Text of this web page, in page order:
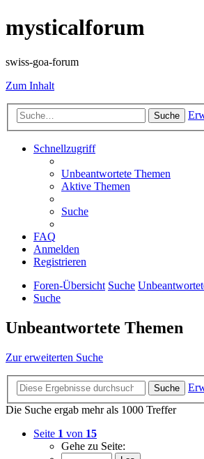
mysticalforum
swiss-goa-forum
Zum Inhalt
Suche
Schnellzugriff
Unbeantwortete Themen
Aktive Themen
Suche
FAQ
Anmelden
Registrieren
Foren-Übersicht Suche
Suche
Unbeantwortete Themen
Zur erweiterten Suche
Suche
Die Suche ergab mehr als 1000 Treffer
Seite 1 von 15
Gehe zu Seite: